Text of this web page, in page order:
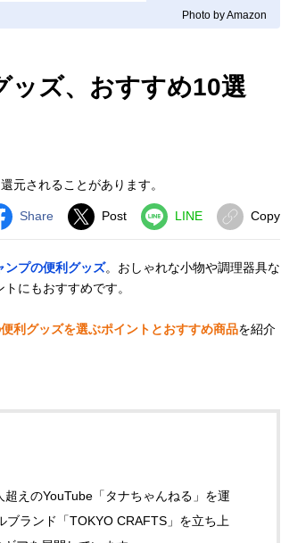
Photo by Amazon
ッズ、おすすめ10選
元されることがあります。
Share Post LINE Copy
ンプの便利グッズ。おしゃれな小物や調理器具な
にもおすすめです。
利グッズを選ぶポイントとおすすめ商品を紹介
えのYouTube「タナちゃんねる」を運
ブランド「TOKYO CRAFTS」を立ち上